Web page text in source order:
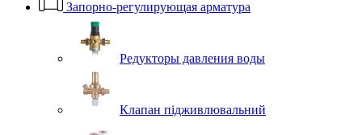
Запорно-регулирующая арматура
Редукторы давления воды
Клапан підживлювальний